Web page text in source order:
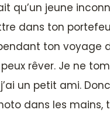
qu’un jeune
dans ton
ton voyage
rêver. Je ne
un petit ami.
dans les